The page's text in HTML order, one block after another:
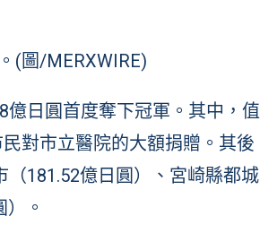
(圖/MERXWIRE)
日圓首度奪下冠軍。其中，值
對市立醫院的大額捐贈。其後
181.52億日圓）、宮崎縣都城
。